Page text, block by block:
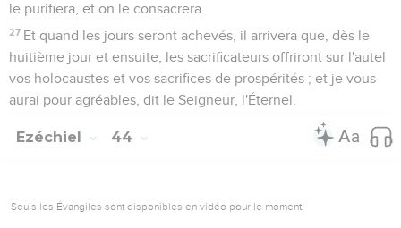
le purifiera, et on le consacrera.
27 Et quand les jours seront achevés, il arrivera que, dès le
huitième jour et ensuite, les sacrificateurs offriront sur l'autel
vos holocaustes et vos sacrifices de prospérités ; et je vous
aurai pour agréables, dit le Seigneur, l'Éternel.
Ezéchiel 44
Seuls les Évangiles sont disponibles en vidéo pour le moment.